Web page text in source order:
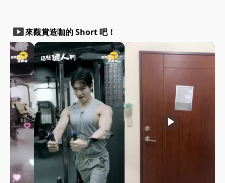
smart_display來觀賞造咖的 Short 吧！
play_arrow play_arrow